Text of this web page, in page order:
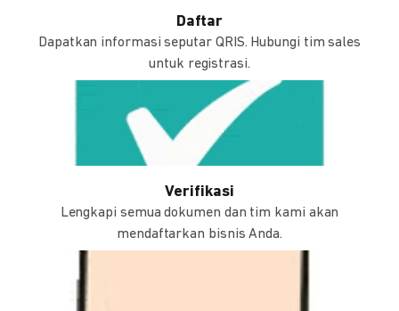
Daftar
Dapatkan informasi seputar QRIS. Hubungi tim sales
untuk registrasi.
Verifikasi
Lengkapi semua dokumen dan tim kami akan
mendaftarkan bisnis Anda.